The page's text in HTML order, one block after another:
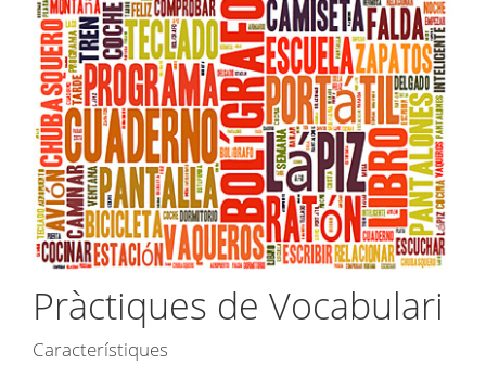
Pràctiques de Vocabulari
Característiques